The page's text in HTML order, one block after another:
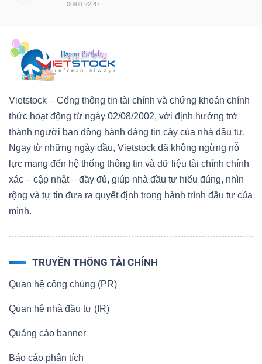
08/08 22:47
Vietstock – Cổng thông tin tài chính và chứng khoán chính
thức hoạt động từ ngày 02/08/2002, với định hướng trở
thành người bạn đồng hành đáng tin cậy của nhà đầu tư.
Ngay từ những ngày đầu, Vietstock đã không ngừng nỗ
lực mang đến hệ thống thông tin và dữ liệu tài chính chính
xác – cập nhật – đầy đủ, giúp nhà đầu tư hiểu đúng, nhìn
rộng và tự tin đưa ra quyết định trong hành trình đầu tư của
mình.
TRUYỀN THÔNG TÀI CHÍNH
Quan hệ công chúng (PR)
Quan hệ nhà đầu tư (IR)
Quảng cáo banner
Báo cáo phân tích